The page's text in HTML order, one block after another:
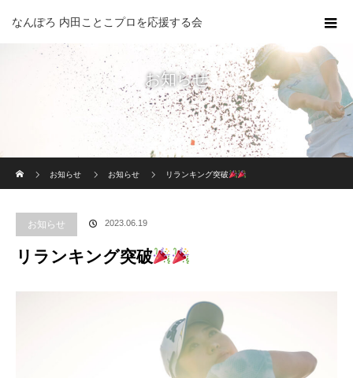
なんぽろ 内田ことこプロを応援する会
お知らせ
お知らせ
お知らせ リランキング突破
お知らせ 2023.06.19
リランキング突破